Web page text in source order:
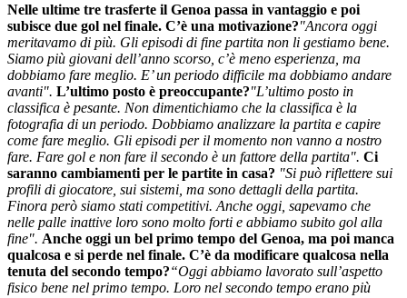
Nelle ultime tre trasferte il Genoa passa in vantaggio e poi
subisce due gol nel finale. C’è una motivazione?"Ancora oggi
meritavamo di più. Gli episodi di fine partita non li gestiamo bene.
Siamo più giovani dell’anno scorso, c’è meno esperienza, ma
dobbiamo fare meglio. E’ un periodo difficile ma dobbiamo andare
avanti". L’ultimo posto è preoccupante?"L’ultimo posto in
classifica è pesante. Non dimentichiamo che la classifica è la
fotografia di un periodo. Dobbiamo analizzare la partita e capire
come fare meglio. Gli episodi per il momento non vanno a nostro
fare. Fare gol e non fare il secondo è un fattore della partita". Ci
saranno cambiamenti per le partite in casa? "Si può riflettere sui
profili di giocatore, sui sistemi, ma sono dettagli della partita.
Finora però siamo stati competitivi. Anche oggi, sapevamo che
nelle palle inattive loro sono molto forti e abbiamo subito gol alla
fine". Anche oggi un bel primo tempo del Genoa, ma poi manca
qualcosa e si perde nel finale. C’è da modificare qualcosa nella
tenuta del secondo tempo?“Oggi abbiamo lavorato sull’aspetto
fisico bene nel primo tempo. Loro nel secondo tempo erano più